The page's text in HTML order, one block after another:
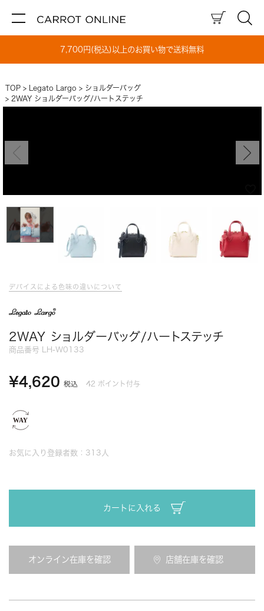
7,700円(税込)以上のお買い物で送料無料
TOP Legato Largo
ショルダーバッグ
2WAY ショルダーバッグ/ハートステッチ
デバイスによる色味の違いについて
2WAY ショルダーバッグ/ハートステッチ
商品番号 LH-W0133
¥4,620 税込 42 ポイント付与
お気に入り登録者数： 313 人
カートに入れる
オンライン在庫を確認 店舗在庫を確認